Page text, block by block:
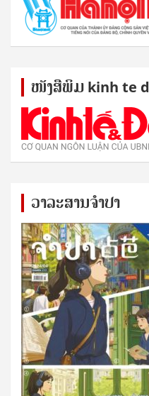
ໜັງ​ສື​ພິມ kinh te
ວາລະສານຈຳປາ